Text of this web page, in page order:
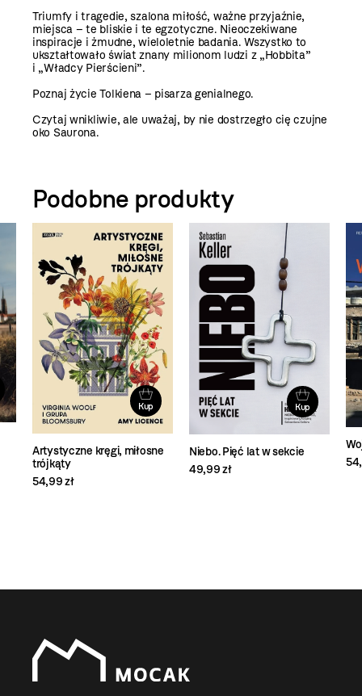
Triumfy i tragedie, szalona miłość, ważne przyjaźnie,
miejsca – te bliskie i te egzotyczne. Nieoczekiwane
inspiracje i żmudne, wieloletnie badania. Wszystko to
ukształtowało świat znany milionom ludzi z „Hobbita”
i „Władcy Pierścieni”.
Poznaj życie Tolkiena – pisarza genialnego.
Czytaj wnikliwie, ale uważaj, by nie dostrzegło cię czujne
oko Saurona.
Podobne produkty
Kup
Artystyczne kręgi, miłosne
trójkąty
54,99 zł
Kup
Niebo. Pięć lat w sekcie
49,99 zł